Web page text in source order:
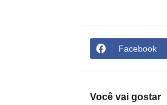
Facebook
Você vai gostar